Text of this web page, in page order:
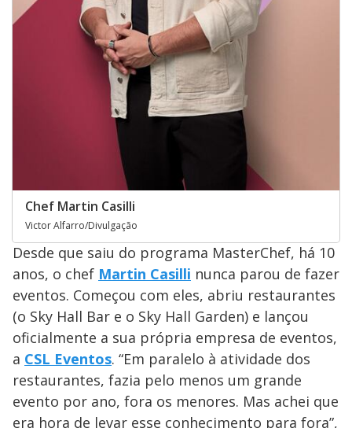
Chef Martin Casilli
Victor Alfarro/Divulgação
Desde que saiu do programa MasterChef, há 10
anos, o chef Martin Casilli nunca parou de fazer
eventos. Começou com eles, abriu restaurantes
(o Sky Hall Bar e o Sky Hall Garden) e lançou
oficialmente a sua própria empresa de eventos,
a CSL Eventos. “Em paralelo à atividade dos
restaurantes, fazia pelo menos um grande
evento por ano, fora os menores. Mas achei que
era hora de levar esse conhecimento para fora”,